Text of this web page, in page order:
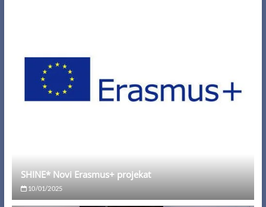
SHINE* Novi Erasmus+ projekat
10/01/2025